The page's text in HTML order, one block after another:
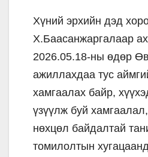
Хүний эрхийн дэд
Х.Баасанжаргалаар
2026.05.18-ны өдөр
ажиллахдаа тус
хамгаалах байр,
үзүүлж буй
нөхцөл байдалтай
томилолтын